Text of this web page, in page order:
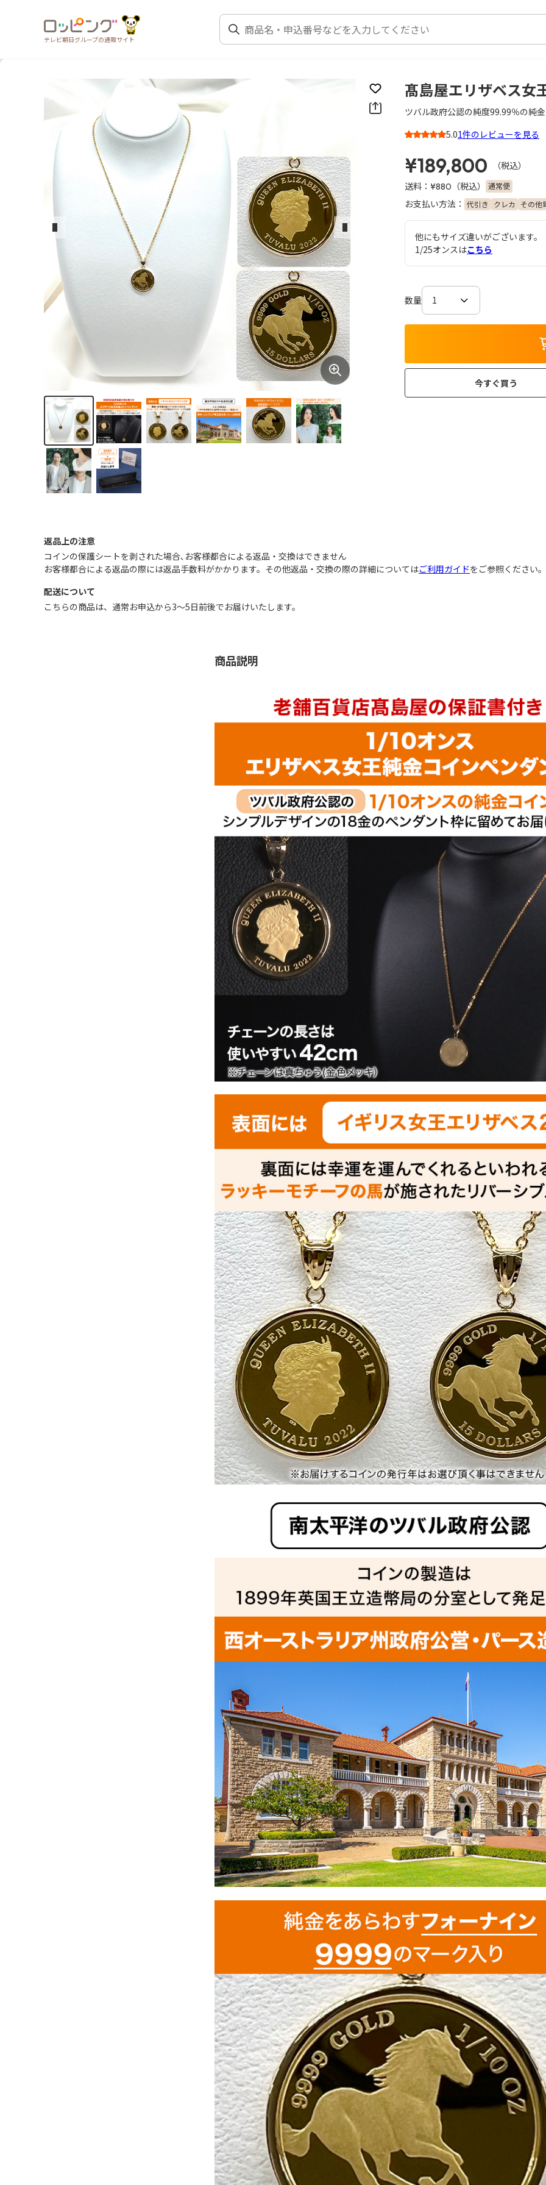
テレビ朝日グループの通販サイト
前のスライド 次のスライド
お気に入りに登録
髙島屋エリザベス女
ツバル政府公認の純度99.99％の純
5.01件のレビューを見る
¥189,800
（税込）
送料： ¥880 （税込） 通常便
お支払い方法： 代引き クレカ その他
他にもサイズ違いがございます。
1/25オンスはこちら
数量
今すぐ買う
返品上の注意
コインの保護シートを剥された場合､お客様都合による返品・交換はできません
お客様都合による返品の際には返品手数料がかかります。その他返品・交換の際の詳細についてはご利用ガイドをご参照ください。
配送について
こちらの商品は、通常お申込から3～5日前後でお届けいたします。
商品説明